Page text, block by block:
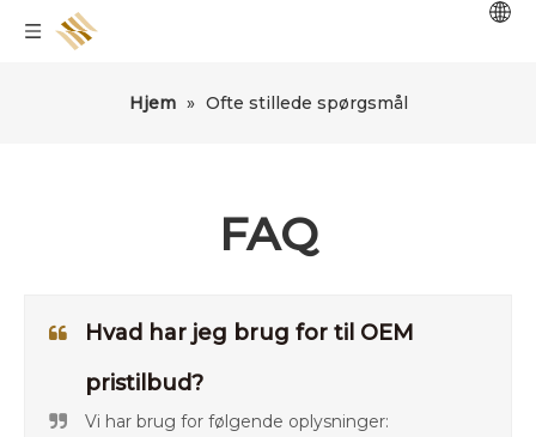
Hjem » Ofte stillede spørgsmål
FAQ
Hvad har jeg brug for til OEM
pristilbud?
Vi har brug for følgende oplysninger: